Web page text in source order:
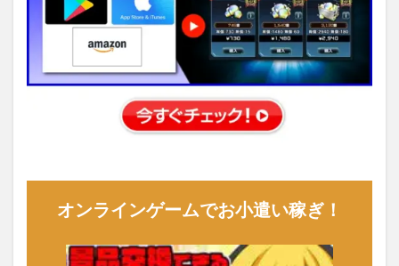
オンラインゲームでお小遣い稼ぎ！